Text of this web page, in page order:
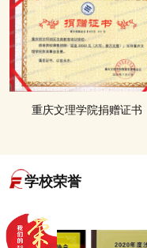
重庆文理学院捐赠证书
学校荣誉